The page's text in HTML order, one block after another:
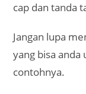
cap dan tanda
Jangan lupa
yang bisa anda
contohnya.